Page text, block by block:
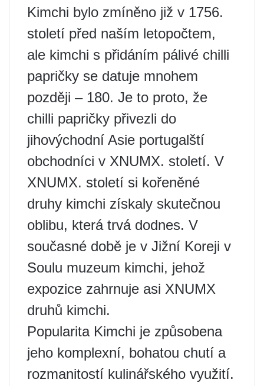
Kimchi bylo zmíněno již v 1756.
století před naším letopočtem,
ale kimchi s přidáním pálivé chilli
papričky se datuje mnohem
později – 180. Je to proto, že
chilli papričky přivezli do
jihovýchodní Asie portugalští
obchodníci v XNUMX. století. V
XNUMX. století si kořeněné
druhy kimchi získaly skutečnou
oblibu, která trvá dodnes. V
současné době je v Jižní Koreji v
Soulu muzeum kimchi, jehož
expozice zahrnuje asi XNUMX
druhů kimchi.
Popularita Kimchi je způsobena
jeho komplexní, bohatou chutí a
rozmanitostí kulinářského využití.